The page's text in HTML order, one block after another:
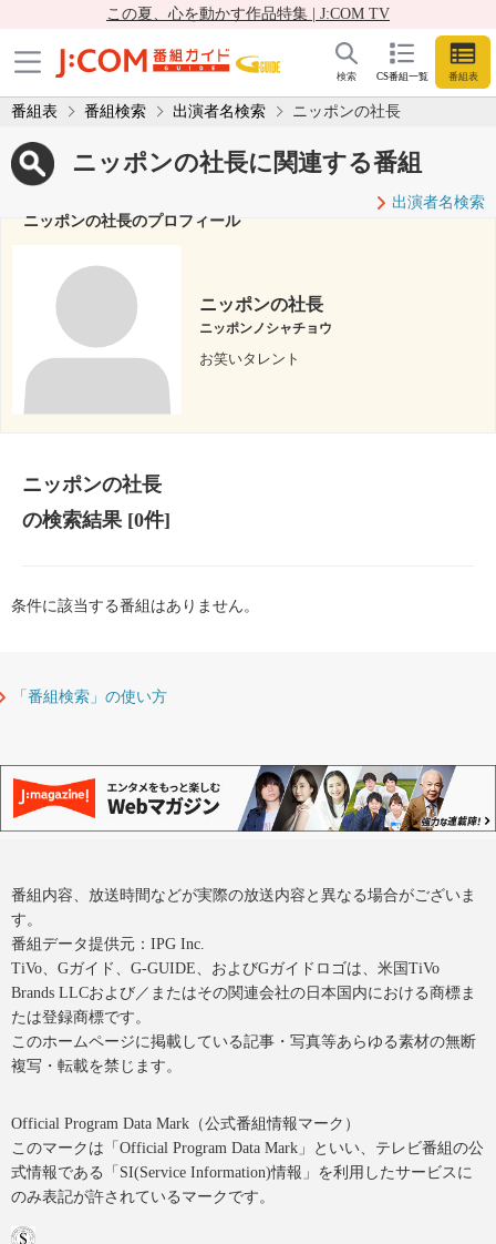
この夏、心を動かす作品特集 | J:COM TV
CS番組一覧 番組表
検索
番組表 番組検索 出演者名検索 ニッポンの社長
ニッポンの社長に関連する番組
出演者名検索
ニッポンの社長のプロフィール
ニッポンの社長
ニッポンノシャチョウ
お笑いタレント
ニッポンの社長
の検索結果[0件]
条件に該当する番組はありません。
「番組検索」の使い方
番組内容、放送時間などが実際の放送内容と異なる場合がございま
す。
番組データ提供元：IPG Inc.
TiVo、Gガイド、G-GUIDE、およびGガイドロゴは、米国TiVo
Brands LLCおよび／またはその関連会社の日本国内における商標ま
たは登録商標です。
このホームページに掲載している記事・写真等あらゆる素材の無断
複写・転載を禁じます。
Official Program Data Mark（公式番組情報マーク）
このマークは「Official Program Data Mark」といい、テレビ番組の公
式情報である「SI(Service Information)情報」を利用したサービスに
のみ表記が許されているマークです。